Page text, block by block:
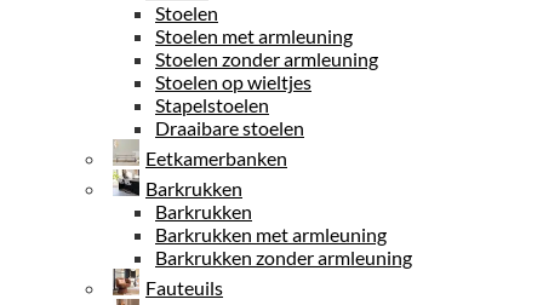
Stoelen
Stoelen met armleuning
Stoelen zonder armleuning
Stoelen op wieltjes
Stapelstoelen
Draaibare stoelen
Eetkamerbanken
Barkrukken
Barkrukken
Barkrukken met armleuning
Barkrukken zonder armleuning
Fauteuils